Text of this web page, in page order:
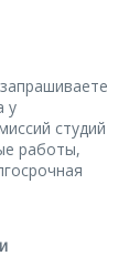
у
студий
работы,